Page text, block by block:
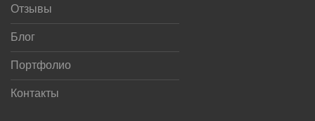
Отзывы
Блог
Портфолио
Контакты